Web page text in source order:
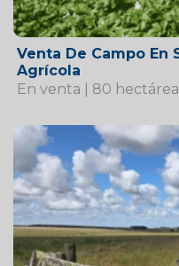
Venta De Campo En
Agrícola
En venta | 80